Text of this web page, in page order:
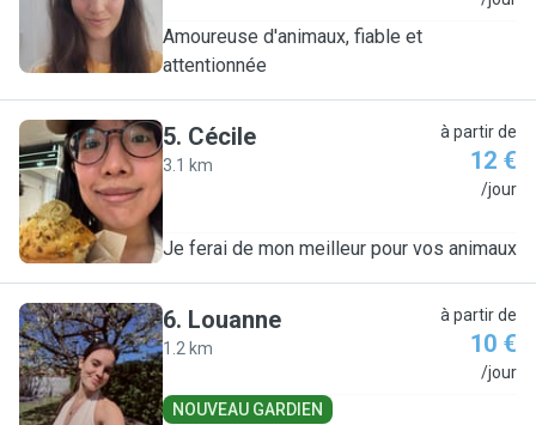
Amoureuse d'animaux, fiable et
attentionnée
C
5. Cécile
3.1 km
à partir de
12 €
/jour
Je ferai de mon meilleur pour vos animaux
L
6. Louanne
1.2 km
à partir de
10 €
/jour
NOUVEAU GARDIEN